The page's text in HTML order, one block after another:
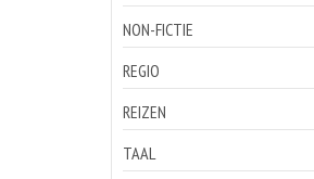
NON-FICTIE
REGIO
REIZEN
TAAL